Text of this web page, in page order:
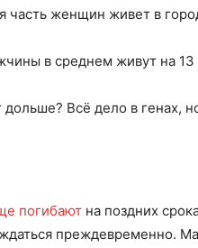
часть женщин живет в
в среднем живут на
Всё дело в генах,
погибают на поздних
преждевременно.